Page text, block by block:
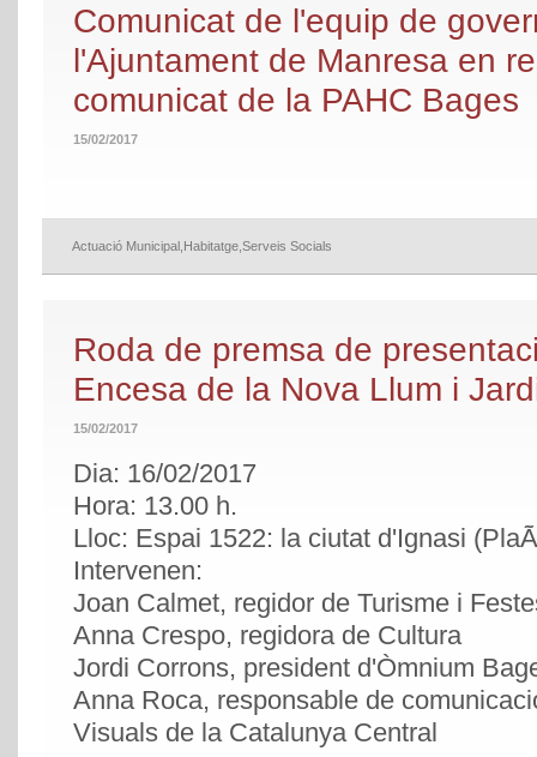
Comunicat de l'equip de
l'Ajuntament de Manresa en
comunicat de la PAHC Bages
15/02/2017
Actuació Municipal Habitatge Serveis Socials
Roda de premsa de
Encesa de la Nova Llum i
15/02/2017
Dia: 16/02/2017
Hora: 13.00 h.
Lloc: Espai 1522: la ciutat d'Ignasi
Intervenen:
Joan Calmet, regidor de Turisme i
Anna Crespo, regidora de Cultura
Jordi Corrons, president d'Òmnium
Anna Roca, responsable de
Visuals de la Catalunya Central